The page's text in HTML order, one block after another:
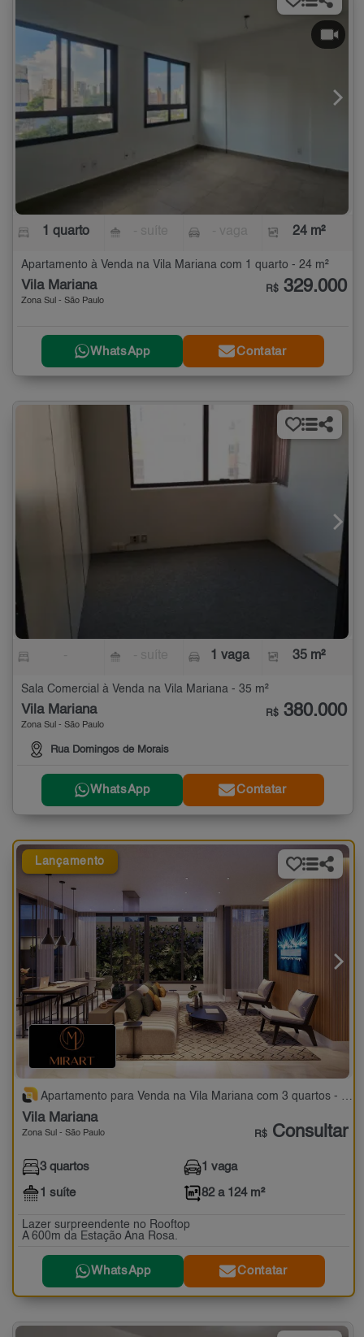
1 quarto 24 m²
Apartamento à Venda na Vila Mariana com 1 quarto - 24 m²
Vila Mariana
Zona Sul - São Paulo
R$ 329.000
WhatsApp Contatar
1 vaga 35 m²
Sala Comercial à Venda na Vila Mariana - 35 m²
Vila Mariana
Zona Sul - São Paulo
Rua Domingos de Morais
R$ 380.000
WhatsApp Contatar
Lançamento
Apartamento para Venda na Vila Mariana com 3 quartos - 82 a 124 m²
Vila Mariana
Zona Sul - São Paulo R$ Consultar
3 quartos
1 suíte
1 vaga
82 a 124 m²
Lazer surpreendente no Rooftop
A 600m da Estação Ana Rosa.
WhatsApp Contatar